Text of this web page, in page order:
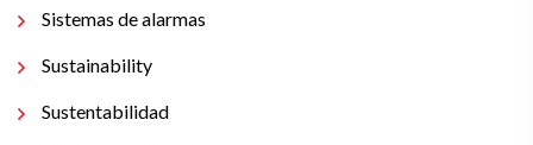
Sistemas de alarmas
Sustainability
Sustentabilidad